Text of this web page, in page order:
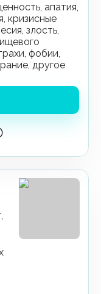
кризисные
злость,
фобии,
другое